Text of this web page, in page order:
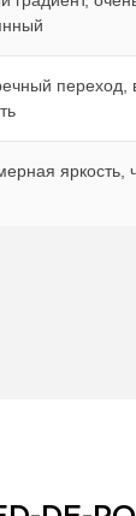
переход,
яркость,